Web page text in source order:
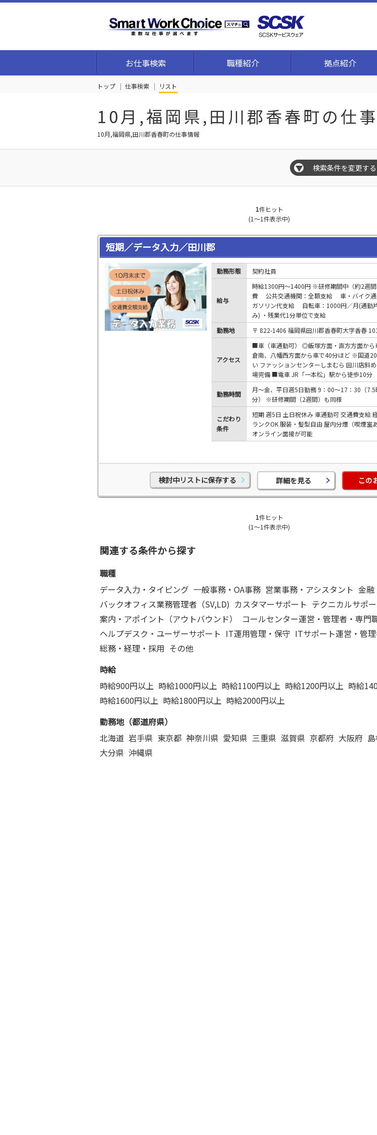
お仕事検索 職種紹介 拠点紹介
トップ 仕事検索 リスト
10月,福岡県,田川郡香春町の仕
10月,福岡県,田川郡香春町の仕事情報
▼ 検索条件を変更する
1件ヒット
(1～1件表示中)
短期／データ入力／田川郡
勤務形態 契約社員
給与
時給1300円～1400円 ※研修期間中（約2週
費 公共交通機関：全額支給 車・バイク通
ガソリン代支給 自転車：1000円／月(通勤
み) ・残業代1分単位で支給
勤務地
〒 822-1406 福岡県田川郡香春町大字香春
アクセス
■車（車通勤可） ◎飯塚方面・直方方面か
倉南、八幡西方面から車で40分ほど ※国道
い ファッションセンターしまむら 田川店斜
場完備 ■電車 JR「一本松」駅から徒歩10分
勤務時間
月～金、平日週5日勤務 9：00～17：30（
分） ※研修期間（2週間）も同様
こだわり
条件
短期 週5日 土日祝休み 車通勤可 交通費支給
ランクOK 服装・髪型自由 屋内分煙（喫煙室
オンライン面接が可能
検討中リストに保存する 詳細を見る この
1件ヒット
(1～1件表示中)
関連する条件から探す
職種
データ入力・タイピング 一般事務・OA事務 営業事務・アシスタント 金融
バックオフィス業務管理者（SV,LD) カスタマーサポート テクニカルサポ
案内・アポイント（アウトバウンド）
コールセンター運営・管理者・専門
ヘルプデスク・ユーザーサポート IT運用管理・保守 ITサポート運営・管
総務・経理・採用 その他
時給
時給900円以上 時給1000円以上 時給1100円以上 時給1200円以上 時給
時給1600円以上 時給1800円以上 時給2000円以上
勤務地（都道府県）
北海道 岩手県 東京都 神奈川県 愛知県 三重県 滋賀県 京都府 大阪府
大分県 沖縄県